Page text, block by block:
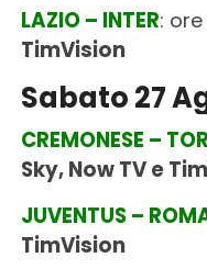
LAZIO – INTER:
TimVision
Sabato 27
CREMONESE –
Sky, Now TV e
JUVENTUS –
TimVision